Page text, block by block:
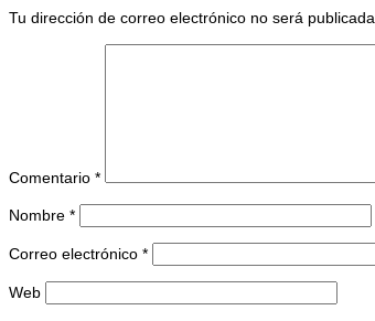
Tu dirección de correo electrónico no será publicada.
Comentario *
Nombre *
Correo electrónico *
Web